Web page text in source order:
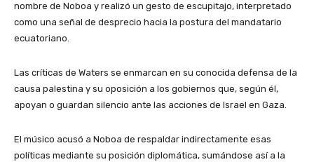
nombre de Noboa y realizó un gesto de escupitajo, interpretado
como una señal de desprecio hacia la postura del mandatario
ecuatoriano.
Las críticas de Waters se enmarcan en su conocida defensa de la
causa palestina y su oposición a los gobiernos que, según él,
apoyan o guardan silencio ante las acciones de Israel en Gaza.
El músico acusó a Noboa de respaldar indirectamente esas
políticas mediante su posición diplomática, sumándose así a la